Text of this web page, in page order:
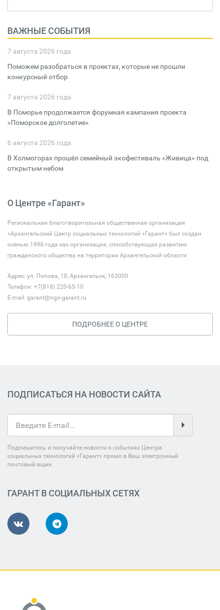
ВАЖНЫЕ СОБЫТИЯ
7 августа 2026 года
Поможем разобраться в проектах, которые не прошли
конкурсный отбор
7 августа 2026 года
В Поморье продолжается форумная кампания проекта
«Поморское долголетие»
6 августа 2026 года
В Холмогорах прошёл семейный экофестиваль «Живица» под
открытым небом
О Центре «Гарант»
Региональная благотворительная общественная организация
«Архангельский Центр социальных технологий «Гарант» был создан
осенью 1996 года как организация, способствующая развитию
гражданского общества на территории Архангельской области
Адрес: ул. Попова, 18, Архангельск, 163000
Телефон: +7(818) 220-65-10
E-mail: garant@ngo-garant.ru
ПОДРОБНЕЕ О ЦЕНТРЕ
ПОДПИСАТЬСЯ НА НОВОСТИ САЙТА
Подпишитесь и получайте новости о событиях Центра
социальных технологий «Гарант» прямо в Ваш электронный
почтовый ящик.
ГАРАНТ В СОЦИАЛЬНЫХ СЕТЯХ